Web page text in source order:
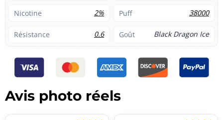
Nicotine 2% Puff 38000
Résistance 0.6 Goût Black Dragon Ice
Avis photo réels